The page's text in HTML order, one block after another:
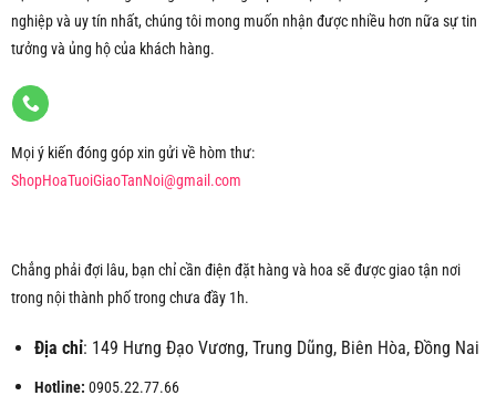
nghiệp và uy tín nhất, chúng tôi mong muốn nhận được nhiều hơn nữa sự tin
tưởng và ủng hộ của khách hàng.
Mọi ý kiến đóng góp xin gửi về hòm thư:
ShopHoaTuoiGiaoTanNoi@gmail.com
Chẳng phải đợi lâu, bạn chỉ cần điện đặt hàng và hoa sẽ được giao tận nơi
trong nội thành phố trong chưa đầy 1h.
Địa chỉ: 149 Hưng Đạo Vương, Trung Dũng, Biên Hòa, Đồng Nai
Hotline: 0905.22.77.66